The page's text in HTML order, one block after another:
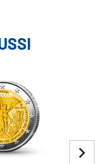
navigate_next